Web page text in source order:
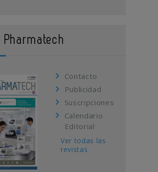
Pharmatech
Contacto
Publicidad
Suscripciones
Calendario
Editorial
Ver todas las
revistas